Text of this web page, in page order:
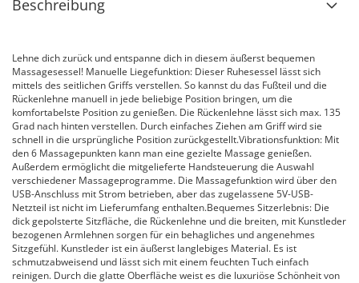
Beschreibung
Lehne dich zurück und entspanne dich in diesem äußerst bequemen
Massagesessel! Manuelle Liegefunktion: Dieser Ruhesessel lässt sich
mittels des seitlichen Griffs verstellen. So kannst du das Fußteil und die
Rückenlehne manuell in jede beliebige Position bringen, um die
komfortabelste Position zu genießen. Die Rückenlehne lässt sich max. 135
Grad nach hinten verstellen. Durch einfaches Ziehen am Griff wird sie
schnell in die ursprüngliche Position zurückgestellt.Vibrationsfunktion: Mit
den 6 Massagepunkten kann man eine gezielte Massage genießen.
Außerdem ermöglicht die mitgelieferte Handsteuerung die Auswahl
verschiedener Massageprogramme. Die Massagefunktion wird über den
USB-Anschluss mit Strom betrieben, aber das zugelassene 5V-USB-
Netzteil ist nicht im Lieferumfang enthalten.Bequemes Sitzerlebnis: Die
dick gepolsterte Sitzfläche, die Rückenlehne und die breiten, mit Kunstleder
bezogenen Armlehnen sorgen für ein behagliches und angenehmes
Sitzgefühl. Kunstleder ist ein äußerst langlebiges Material. Es ist
schmutzabweisend und lässt sich mit einem feuchten Tuch einfach
reinigen. Durch die glatte Oberfläche weist es die luxuriöse Schönheit von